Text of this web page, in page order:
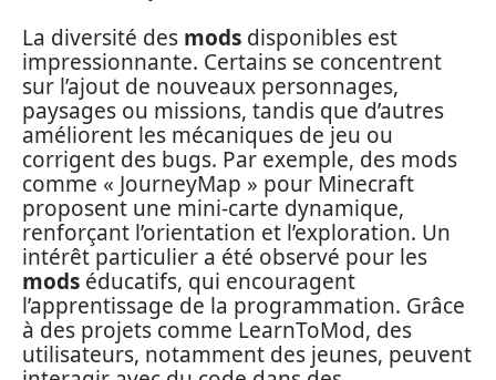
La diversité des mods disponibles est
impressionnante. Certains se concentrent
sur l’ajout de nouveaux personnages,
paysages ou missions, tandis que d’autres
améliorent les mécaniques de jeu ou
corrigent des bugs. Par exemple, des mods
comme « JourneyMap » pour Minecraft
proposent une mini-carte dynamique,
renforçant l’orientation et l’exploration. Un
intérêt particulier a été observé pour les
mods éducatifs, qui encouragent
l’apprentissage de la programmation. Grâce
à des projets comme LearnToMod, des
utilisateurs, notamment des jeunes, peuvent